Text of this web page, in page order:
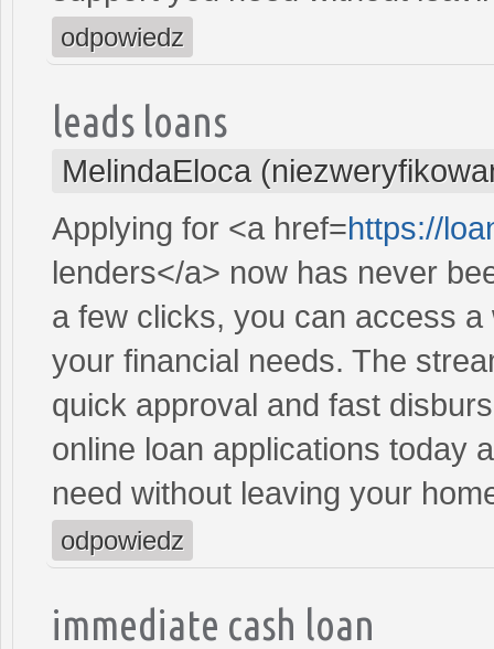
odpowiedz
leads loans
MelindaEloca
Applying for <a href=https://
lenders</a> now has never
a few clicks, you can access
your financial needs. The
quick approval and fast
online loan applications today
need without leaving your
odpowiedz
immediate cash loan